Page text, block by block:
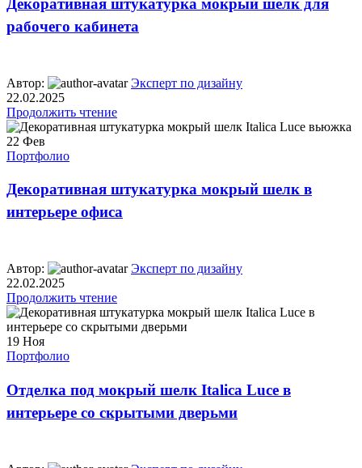
рабочего кабинета
Автор:
Эксперт по дизайну
22.02.2025
Продолжить чтение
22 Фев
Портфолио
Декоративная штукатурка мокрый шелк в
интерьере офиса
Автор:
Эксперт по дизайну
22.02.2025
Продолжить чтение
19 Ноя
Портфолио
Отделка под мокрый шелк Italica Luce в
интерьере со скрытыми дверьми